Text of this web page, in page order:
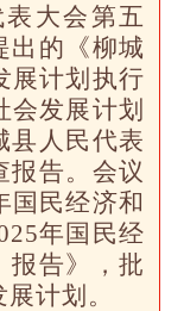
大会第五
出的《柳城
展计划执行
会发展计划
县人民代表
报告。会议
国民经济和
年国民经
报告》，批
计划。